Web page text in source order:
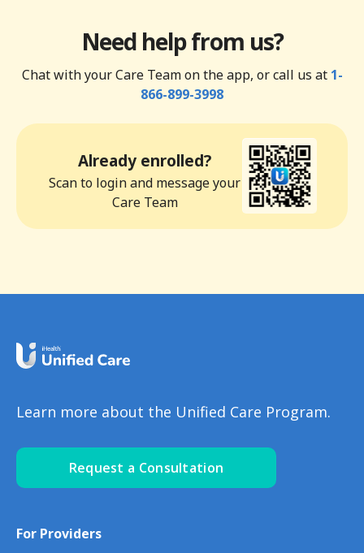
Need help from us?
Chat with your Care Team on the app, or call us at 1-
866-899-3998
Already enrolled?
Scan to login and message your
Care Team
Learn more about the Unified Care Program.
Request a Consultation
For Providers